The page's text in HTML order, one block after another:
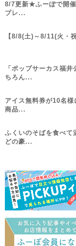
8/7更新★ふーぽで開
プレ...
【8/8(土)～8/11(火・
「ポップサーカス福
ちろん...
アイス無料券が10名
商品...
ふくいのそばを食べて
どの豪...